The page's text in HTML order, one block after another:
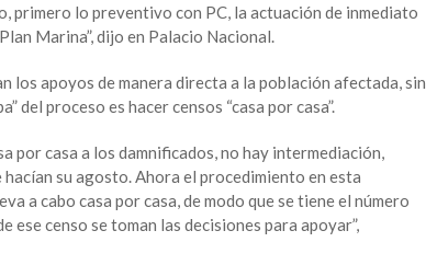
primero lo preventivo con PC, la actuación de inmediato
Marina”, dijo en Palacio Nacional.
los apoyos de manera directa a la población afectada, sin
del proceso es hacer censos “casa por casa”.
por casa a los damnificados, no hay intermediación,
su agosto. Ahora el procedimiento en esta
a cabo casa por casa, de modo que se tiene el número
censo se toman las decisiones para apoyar”,